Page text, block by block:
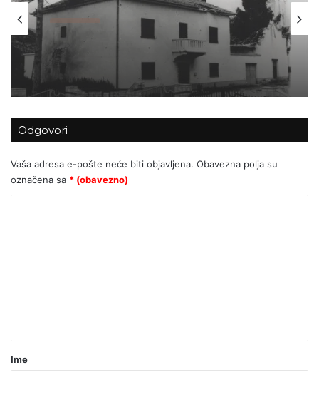
Povijest
30/06/2026
Kristalna noć bjelopoljskih Hrvata
Odgovori
Vaša adresa e-pošte neće biti objavljena. Obavezna polja su
označena sa * (obavezno)
r
Ime